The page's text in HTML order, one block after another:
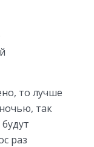
то лучше
так
раз